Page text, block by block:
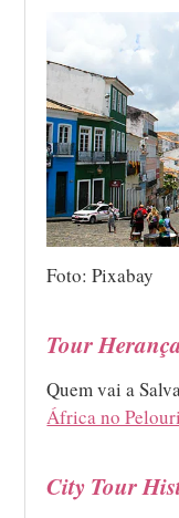
Foto: Pixabay
Tour
Quem vai a
África no
City Tour